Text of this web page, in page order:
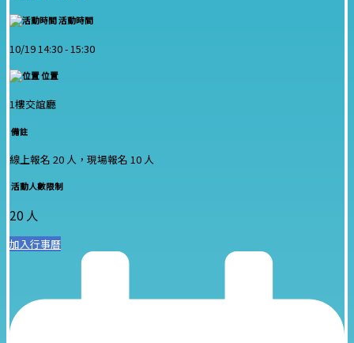
活動時間
10/19 14:30 - 15:30
位置
1樓交誼廳
備註
線上報名 20 人，現場報名 10 人
活動人數限制
20 人
加入行事曆